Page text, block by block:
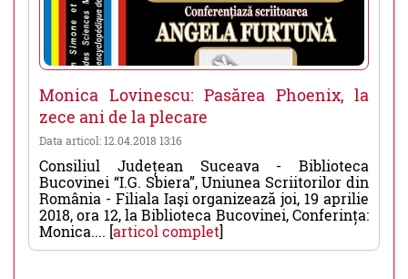
Monica Lovinescu: Pasărea Phoenix, la
zece ani de la plecare
Data articol: 12.04.2018 13:16
Consiliul Județean Suceava - Biblioteca
Bucovinei “I.G. Sbiera”, Uniunea Scriitorilor din
România - Filiala Iaşi organizează joi, 19 aprilie
2018, ora 12, la Biblioteca Bucovinei, Conferința:
Monica.... [articol complet]